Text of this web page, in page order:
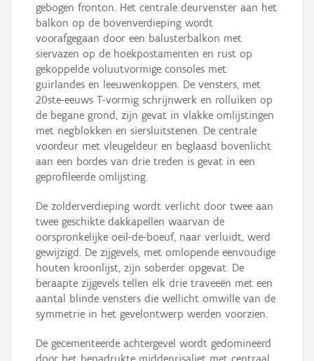
gebogen fronton. Het centrale deurvenster aan het
balkon op de bovenverdieping wordt
voorafgegaan door een balusterbalkon met
siervazen op de hoekpostamenten en rust op
gekoppelde voluutvormige consoles met
guirlandes en leeuwenkoppen. De vensters, met
20ste-eeuws T-vormig schrijnwerk en rolluiken op
de begane grond, zijn gevat in vlakke omlijstingen
met negblokken en siersluitstenen. De centrale
voordeur met vleugeldeur en beglaasd bovenlicht
aan een bordes van drie treden is gevat in een
geprofileerde omlijsting.
De zolderverdieping wordt verlicht door twee aan
twee geschikte dakkapellen waarvan de
oorspronkelijke oeil-de-boeuf, naar verluidt, werd
gewijzigd. De zijgevels, met omlopende eenvoudige
houten kroonlijst, zijn soberder opgevat. De
beraapte zijgevels tellen elk drie traveeën met een
aantal blinde vensters die wellicht omwille van de
symmetrie in het gevelontwerp werden voorzien.
De gecementeerde achtergevel wordt gedomineerd